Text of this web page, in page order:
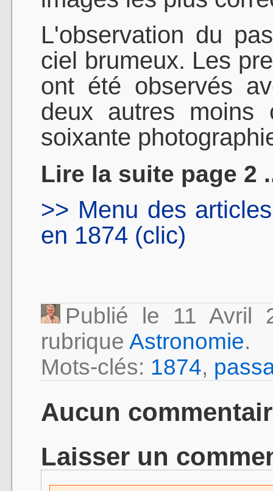
L'observation du
ciel brumeux. Les
ont été observés
deux autres moins
soixante
Lire la suite page 2
>> Menu des
en 1874 (clic)
Publié le 11 Avril
rubrique Astronomie.
Mots-clés: 1874,
Aucun
Laisser un